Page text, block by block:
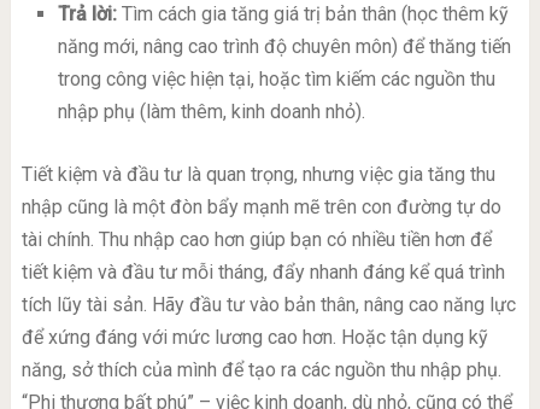
Trả lời:Tìm cách gia tăng giá trị bản thân (học thêm kỹ
năng mới, nâng cao trình độ chuyên môn) để thăng tiến
trong công việc hiện tại, hoặc tìm kiếm các nguồn thu
nhập phụ (làm thêm, kinh doanh nhỏ).
Tiết kiệm và đầu tư là quan trọng, nhưng việc gia tăng thu
nhập cũng là một đòn bẩy mạnh mẽ trên con đường tự do
tài chính. Thu nhập cao hơn giúp bạn có nhiều tiền hơn để
tiết kiệm và đầu tư mỗi tháng, đẩy nhanh đáng kể quá trình
tích lũy tài sản. Hãy đầu tư vào bản thân, nâng cao năng lực
để xứng đáng với mức lương cao hơn. Hoặc tận dụng kỹ
năng, sở thích của mình để tạo ra các nguồn thu nhập phụ.
“Phi thương bất phú” – việc kinh doanh, dù nhỏ, cũng có thể